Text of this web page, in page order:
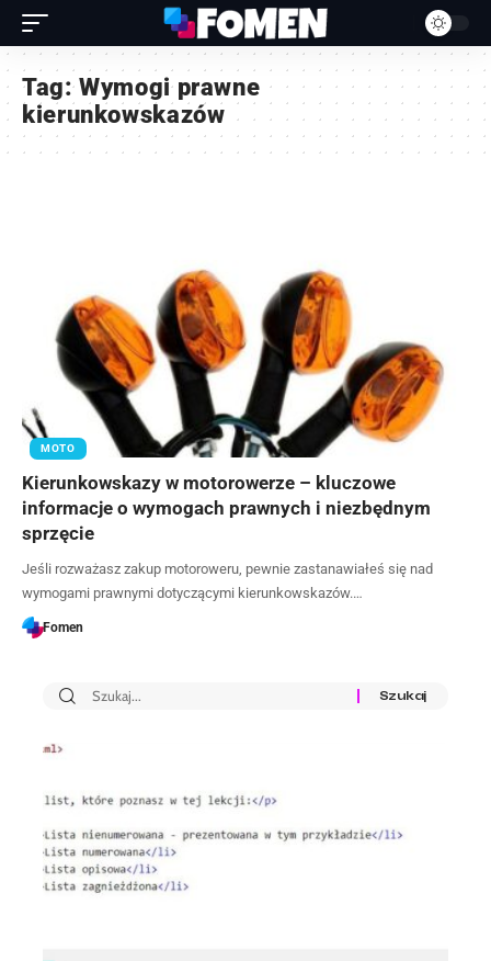
Tag:Wymogi prawne
kierunkowskazów
MOTO
Kierunkowskazy w motorowerze – kluczowe
informacje o wymogach prawnych i niezbędnym
sprzęcie
Jeśli rozważasz zakup motoroweru, pewnie zastanawiałeś się nad
wymogami prawnymi dotyczącymi kierunkowskazów.…
Fomen